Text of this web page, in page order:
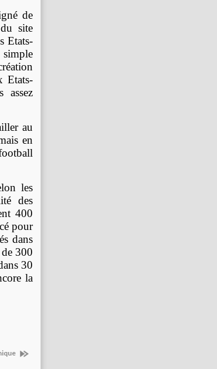
de
site
Etats-
Etats-
assez
au
en
les
des
400
pour
dans
300
30
la